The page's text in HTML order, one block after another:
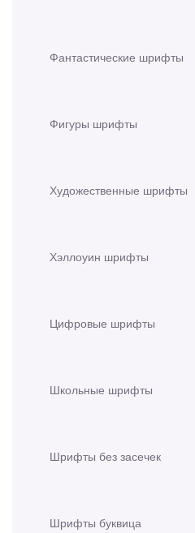
Фантастические шрифты
Фигуры шрифты
Художественные шрифты
Хэллоуин шрифты
Цифровые шрифты
Школьные шрифты
Шрифты без засечек
Шрифты буквица